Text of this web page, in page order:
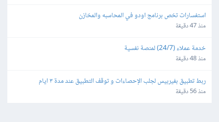
استفسارات تخص برنامج اودو في المحاسبه والمخازن
منذ 47 دقيقة
خدمة عملاء (24/7) لمنصة نفسية
منذ 48 دقيقة
ربط تطبيق بفيربيس لجلب الإحصاءات و توقف التطبيق عند مدة ٣ ايام
منذ 56 دقيقة